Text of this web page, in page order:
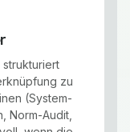
zu
(System-
Norm-Audit,